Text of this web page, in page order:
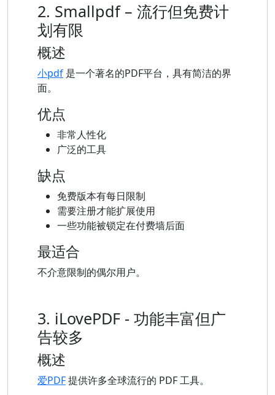
2. Smallpdf – 流行但免费计
划有限
概述
小pdf 是一个著名的PDF平台，具有简洁的界
面。
优点
非常人性化
广泛的工具
缺点
免费版本有每日限制
需要注册才能扩展使用
一些功能被锁定在付费墙后面
最适合
不介意限制的偶尔用户。
3. iLovePDF - 功能丰富但广
告较多
概述
爱PDF提供许多全球流行的 PDF 工具。